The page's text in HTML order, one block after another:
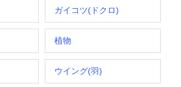
ガイコツ(ドクロ)
植物
ウイング(羽)